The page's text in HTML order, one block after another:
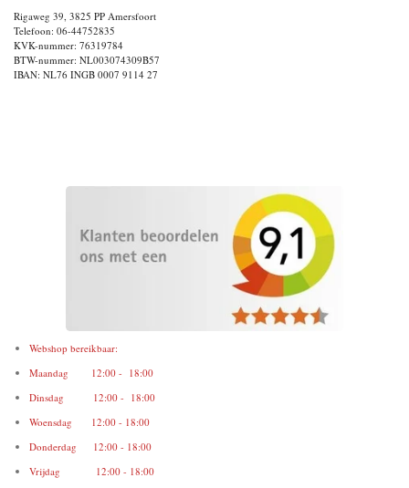
Rigaweg 39, 3825 PP Amersfoort
Telefoon: 06-44752835
KVK-nummer: 76319784
BTW-nummer: NL003074309B57
IBAN: NL76 INGB 0007 9114 27
Webshop bereikbaar:
Maandag 12:00 - 18:00
Dinsdag 12:00 - 18:00
Woensdag 12:00 - 18:00
Donderdag 12:00 - 18:00
Vrijdag 12:00 - 18:00